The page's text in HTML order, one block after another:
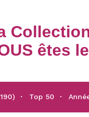
êtes
Top 50